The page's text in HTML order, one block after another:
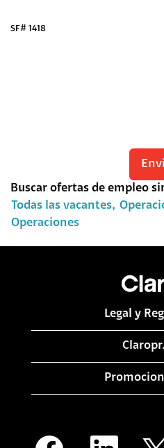
SF# 1418
Buscar ofertas de empleo
Todas las vacantes,
Operaciones
Legal y
S
S
S